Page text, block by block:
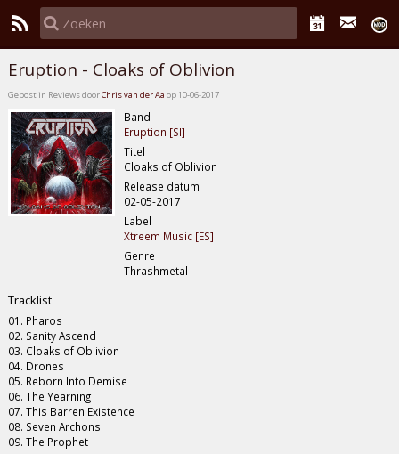
Eruption - Cloaks of Oblivion
Gepost in Reviews doorChris van der Aa op 10-06-2017
Band
Eruption [SI]
Titel
Cloaks of Oblivion
Release datum
02-05-2017
Label
Xtreem Music [ES]
Genre
Thrashmetal
Tracklist
01. Pharos
02. Sanity Ascend
03. Cloaks of Oblivion
04. Drones
05. Reborn Into Demise
06. The Yearning
07. This Barren Existence
08. Seven Archons
09. The Prophet